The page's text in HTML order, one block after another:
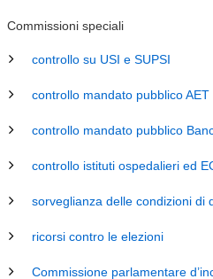
Commissioni speciali
controllo su USI e SUPSI
controllo mandato pubblico AET
controllo mandato pubblico
controllo istituti ospedalieri ed
sorveglianza delle condizioni di
ricorsi contro le elezioni
Commissione parlamentare